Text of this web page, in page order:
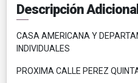
Descripción Adicional
CASA AMERICANA Y
INDIVIDUALES
PROXIMA CALLE PEREZ